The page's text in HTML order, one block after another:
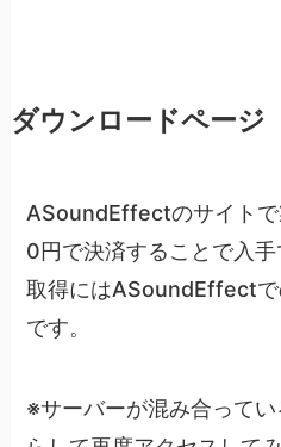
ダウンロードページ
ASoundEffectのサイトで
0円で決済することで入手
取得にはASoundEffect
です。
※サーバーが混み合って